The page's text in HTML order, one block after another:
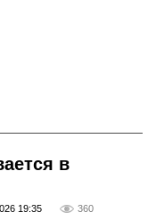
в
19:35 360